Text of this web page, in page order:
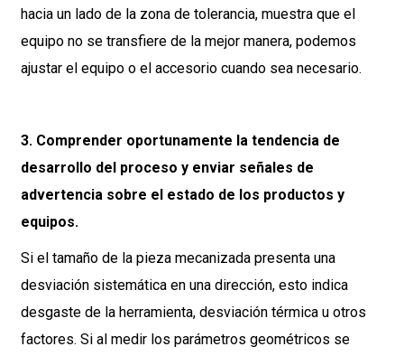
hacia un lado de la zona de tolerancia, muestra que el
equipo no se transfiere de la mejor manera, podemos
ajustar el equipo o el accesorio cuando sea necesario.
3. Comprender oportunamente la tendencia de
desarrollo del proceso y enviar señales de
advertencia sobre el estado de los productos y
equipos.
Si el tamaño de la pieza mecanizada presenta una
desviación sistemática en una dirección, esto indica
desgaste de la herramienta, desviación térmica u otros
factores. Si al medir los parámetros geométricos se